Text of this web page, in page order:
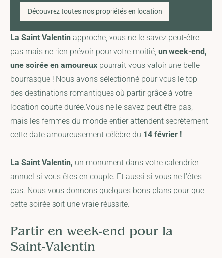
Découvrez toutes nos propriétés en location
La Saint Valentin approche, vous ne le savez peut-être
pas mais ne rien prévoir pour votre moitié,un week-end,
une soirée en amoureux pourrait vous valoir une belle
bourrasque ! Nous avons sélectionné pour vous le top
des destinations romantiques où partir grâce à votre
location courte durée.Vous ne le savez peut être pas,
mais les femmes du monde entier attendent secrètement
cette date amoureusement célèbre du 14 février !
La Saint Valentin, un monument dans votre calendrier
annuel si vous êtes en couple. Et aussi si vous ne l'êtes
pas. Nous vous donnons quelques bons plans pour que
cette soirée soit une vraie réussite.
Partir en week-end pour la
Saint-Valentin